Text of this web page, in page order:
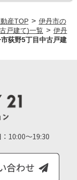
産TOP > 伊丹市の
戸建て)一覧 > 伊丹
荻野5丁目中古戸建
10:00～19:30